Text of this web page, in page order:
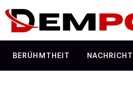
BERÜHMTHEIT NACHRICHT